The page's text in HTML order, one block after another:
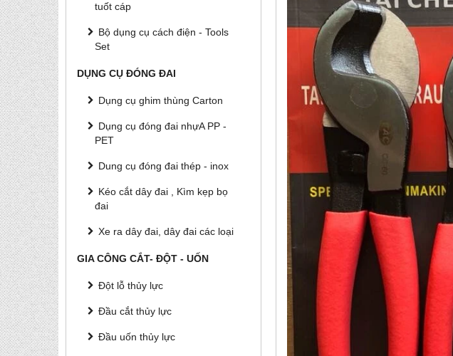
tuốt cáp
Bộ dụng cụ cách điện - Tools
Set
DỤNG CỤ ĐÓNG ĐAI
Dụng cụ ghim thùng Carton
Dụng cụ đóng đai nhựA PP -
PET
Dung cụ đóng đai thép - inox
Kéo cắt dây đai , Kìm kẹp bọ
đai
Xe ra dây đai, dây đai các loại
GIA CÔNG CẮT- ĐỘT - UỐN
Đột lỗ thủy lực
Đầu cắt thủy lực
Đầu uốn thủy lực